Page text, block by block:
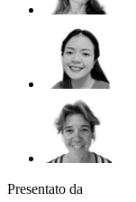
Presentato da